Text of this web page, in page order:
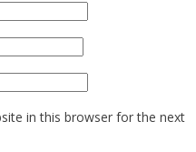
in this browser for the next